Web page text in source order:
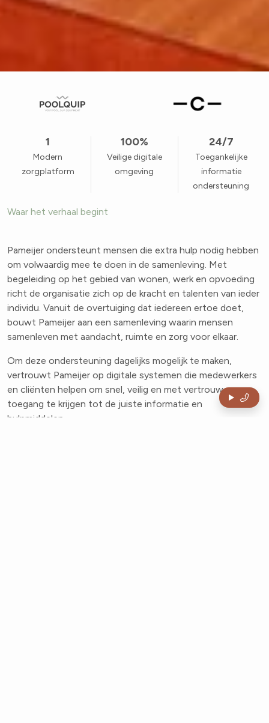
1
Modern
zorgplatform
100%
Veilige digitale
omgeving
24/7
Toegankelijke
informatie
ondersteuning
Waar het verhaal begint
Pameijer ondersteunt mensen die extra hulp nodig hebben
om volwaardig mee te doen in de samenleving. Met
begeleiding op het gebied van wonen, werk en opvoeding
richt de organisatie zich op de kracht en talenten van ieder
individu. Vanuit de overtuiging dat iedereen ertoe doet,
bouwt Pameijer aan een samenleving waarin mensen
samenleven met aandacht, ruimte en zorg voor elkaar.
Om deze ondersteuning dagelijks mogelijk te maken,
vertrouwt Pameijer op digitale systemen die medewerkers
en cliënten helpen om snel, veilig en met vertrouwen
toegang te krijgen tot de juiste informatie en
hulpmiddelen.